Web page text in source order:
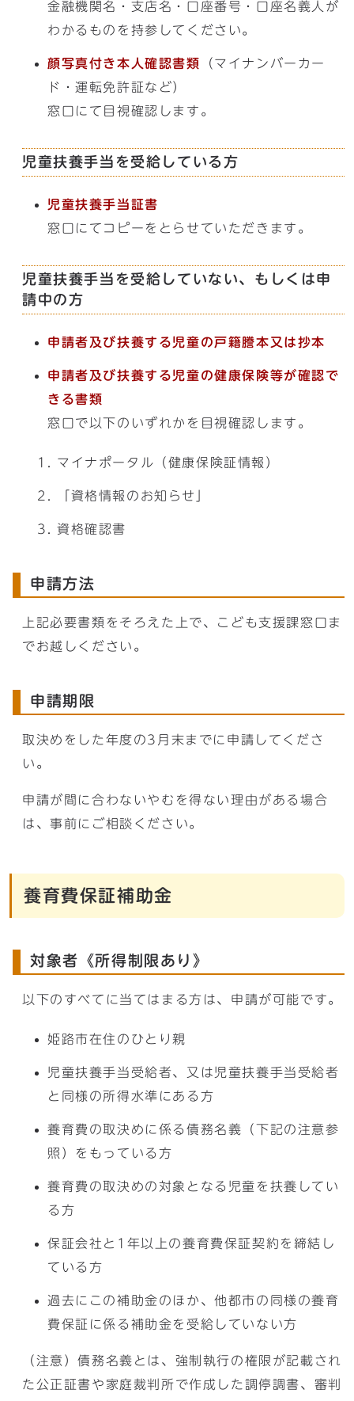
金融機関名・支店名・口座番号・口座名義人が
わかるものを持参してください。
顔写真付き本人確認書類
（マイナンバーカー
ド・運転免許証など）
窓口にて目視確認します。
児童扶養手当を受給している方
児童扶養手当証書
窓口にてコピーをとらせていただきます。
児童扶養手当を受給していない、もしくは申
請中の方
申請者及び扶養する児童の戸籍謄本又は抄本
申請者及び扶養する児童の健康保険等が確認で
きる書類
窓口で以下のいずれかを目視確認します。
マイナポータル（健康保険証情報）
「資格情報のお知らせ」
資格確認書
申請方法
上記必要書類をそろえた上で、こども支援課窓口ま
でお越しください。
申請期限
取決めをした年度の3月末までに申請してくださ
い。
申請が間に合わないやむを得ない理由がある場合
は、事前にご相談ください。
養育費保証補助金
対象者《所得制限あり》
以下のすべてに当てはまる方は、申請が可能です。
姫路市在住のひとり親
児童扶養手当受給者、又は児童扶養手当受給者
と同様の所得水準にある方
養育費の取決めに係る債務名義（下記の注意参
照）をもっている方
養育費の取決めの対象となる児童を扶養してい
る方
保証会社と1年以上の養育費保証契約を締結し
ている方
過去にこの補助金のほか、他都市の同様の養育
費保証に係る補助金を受給していない方
（注意）債務名義とは、強制執行の権限が記載され
た公正証書や家庭裁判所で作成した調停調書、審判